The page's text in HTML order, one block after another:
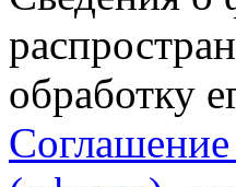
обработку